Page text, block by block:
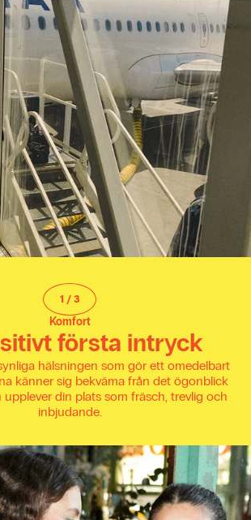
1 / 3
Komfort
första intryck
hälsningen som gör ett omedelbart
känner sig bekväma från det ögonblick
din plats som fräsch, trevlig och
inbjudande.